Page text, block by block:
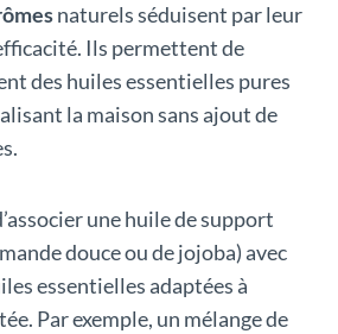
naturels séduisent par leur
Ils permettent de
des huiles essentielles pures
la maison sans ajout de
une huile de support
douce ou de jojoba) avec
essentielles adaptées à
Par exemple, un mélange de